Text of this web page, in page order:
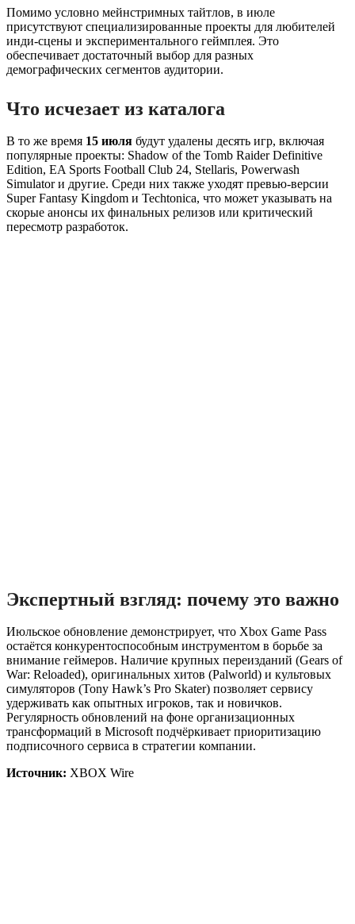
Помимо условно мейнстримных тайтлов, в июле
присутствуют специализированные проекты для любителей
инди-сцены и экспериментального геймплея. Это
обеспечивает достаточный выбор для разных
демографических сегментов аудитории.
Что исчезает из каталога
В то же время 15 июля будут удалены десять игр, включая
популярные проекты: Shadow of the Tomb Raider Definitive
Edition, EA Sports Football Club 24, Stellaris, Powerwash
Simulator и другие. Среди них также уходят превью-версии
Super Fantasy Kingdom и Techtonica, что может указывать на
скорые анонсы их финальных релизов или критический
пересмотр разработок.
Экспертный взгляд: почему это важно
Июльское обновление демонстрирует, что Xbox Game Pass
остаётся конкурентоспособным инструментом в борьбе за
внимание геймеров. Наличие крупных переизданий (Gears of
War: Reloaded), оригинальных хитов (Palworld) и культовых
симуляторов (Tony Hawk’s Pro Skater) позволяет сервису
удерживать как опытных игроков, так и новичков.
Регулярность обновлений на фоне организационных
трансформаций в Microsoft подчёркивает приоритизацию
подписочного сервиса в стратегии компании.
Источник: XBOX Wire